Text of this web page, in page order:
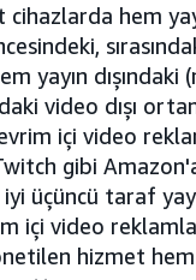
hem
yayın dışındaki
video dışı
içi video
gibi
üçüncü taraf
içi video
hizmet